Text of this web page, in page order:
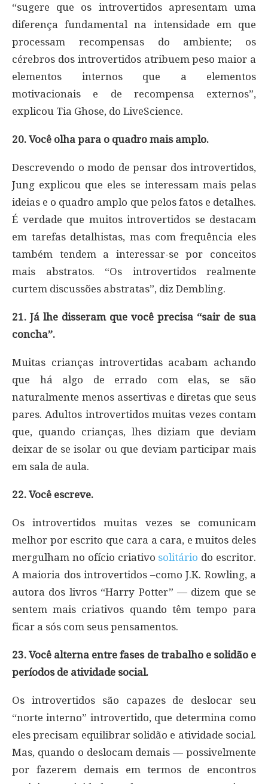
“sugere que os introvertidos apresentam uma
diferença fundamental na intensidade em que
processam recompensas do ambiente; os
cérebros dos introvertidos atribuem peso maior a
elementos internos que a elementos
motivacionais e de recompensa externos”,
explicou Tia Ghose, do LiveScience.
20. Você olha para o quadro mais amplo.
Descrevendo o modo de pensar dos introvertidos,
Jung explicou que eles se interessam mais pelas
ideias e o quadro amplo que pelos fatos e detalhes.
É verdade que muitos introvertidos se destacam
em tarefas detalhistas, mas com frequência eles
também tendem a interessar-se por conceitos
mais abstratos. “Os introvertidos realmente
curtem discussões abstratas”, diz Dembling.
21. Já lhe disseram que você precisa “sair de sua
concha”.
Muitas crianças introvertidas acabam achando
que há algo de errado com elas, se são
naturalmente menos assertivas e diretas que seus
pares. Adultos introvertidos muitas vezes contam
que, quando crianças, lhes diziam que deviam
deixar de se isolar ou que deviam participar mais
em sala de aula.
22. Você escreve.
Os introvertidos muitas vezes se comunicam
melhor por escrito que cara a cara, e muitos deles
mergulham no ofício criativo solitário do escritor.
A maioria dos introvertidos –como J.K. Rowling, a
autora dos livros “Harry Potter” — dizem que se
sentem mais criativos quando têm tempo para
ficar a sós com seus pensamentos.
23. Você alterna entre fases de trabalho e solidão e
períodos de atividade social.
Os introvertidos são capazes de deslocar seu
“norte interno” introvertido, que determina como
eles precisam equilibrar solidão e atividade social.
Mas, quando o deslocam demais — possivelmente
por fazerem demais em termos de encontros